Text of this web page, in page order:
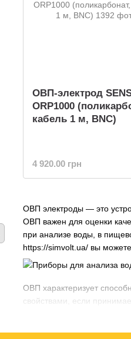
ОВП электроды — это
ОВП важен для оценки
при анализе воды, в
https://simvolt.ua/ вы
ОВП характеризует
свойствами, если
ОВП — это важный
ОВП-электрод
ORP1000
кабель 1 м, BNC)
4 920.00 грн